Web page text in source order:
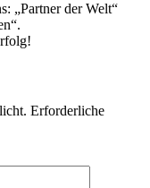
„Partner der Welt“
Erforderliche